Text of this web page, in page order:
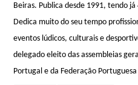
Beiras. Publica desde 1991, tendo
Dedica muito do seu tempo
eventos lúdicos, culturais e
delegado eleito das assembleias
Portugal e da Federação Portuguesa